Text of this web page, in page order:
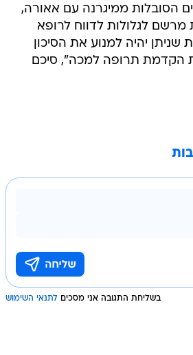
הסובלות ממיגרנה עם אאורה,
לגלולות לדווח לרופא
יהיה למנוע את הסיכון
הקדמת תרופה למכה", סיכם
בשליחת התגובה אני מסכים לתנאי השימוש